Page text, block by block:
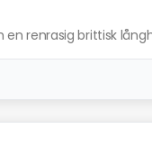
renrasig brittisk